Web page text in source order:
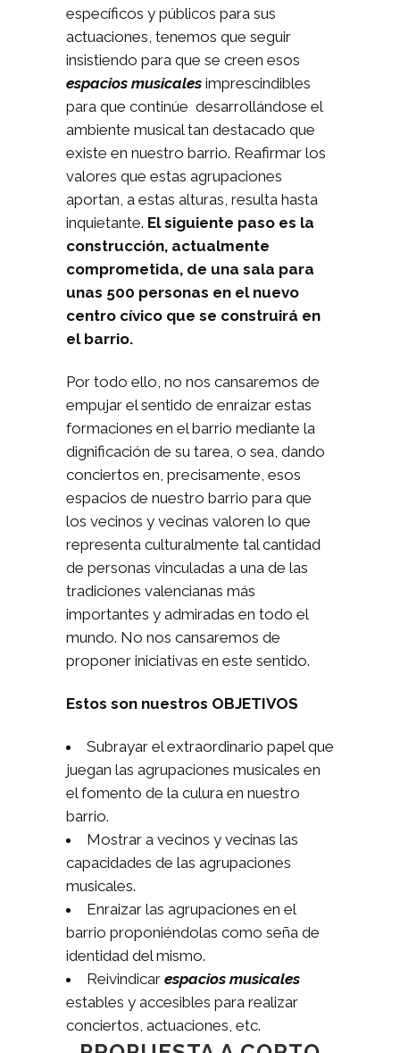
específicos y públicos para sus
actuaciones, tenemos que seguir
insistiendo para que se creen esos
espacios musicales imprescindibles
para que continúe desarrollándose el
ambiente musical tan destacado que
existe en nuestro barrio. Reafirmar los
valores que estas agrupaciones
aportan, a estas alturas, resulta hasta
inquietante. El siguiente paso es la
construcción, actualmente
comprometida, de una sala para
unas 500 personas en el nuevo
centro cívico que se construirá en
el barrio.
Por todo ello, no nos cansaremos de
empujar el sentido de enraizar estas
formaciones en el barrio mediante la
dignificación de su tarea, o sea, dando
conciertos en, precisamente, esos
espacios de nuestro barrio para que
los vecinos y vecinas valoren lo que
representa culturalmente tal cantidad
de personas vinculadas a una de las
tradiciones valencianas más
importantes y admiradas en todo el
mundo. No nos cansaremos de
proponer iniciativas en este sentido.
Estos son nuestros OBJETIVOS
Subrayar el extraordinario papel que
juegan las agrupaciones musicales en
el fomento de la culura en nuestro
barrio.
Mostrar a vecinos y vecinas las
capacidades de las agrupaciones
musicales.
Enraizar las agrupaciones en el
barrio proponiéndolas como seña de
identidad del mismo.
Reivindicar espacios musicales
estables y accesibles para realizar
conciertos, actuaciones, etc.